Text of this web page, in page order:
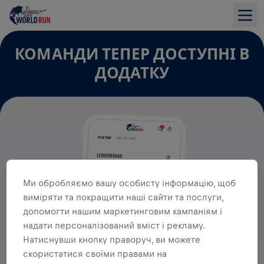
КОМАНДИ ТЕПЕР ДОСТУПНІ В
ДОДАТКУ
Ми обробляємо вашу особисту інформацію, щоб
виміряти та покращити наші сайти та послуги,
допомогти нашим маркетинговим кампаніям і
надати персоналізований вміст і рекламу.
Натиснувши кнопку праворуч, ви можете
скористатися своїми правами на